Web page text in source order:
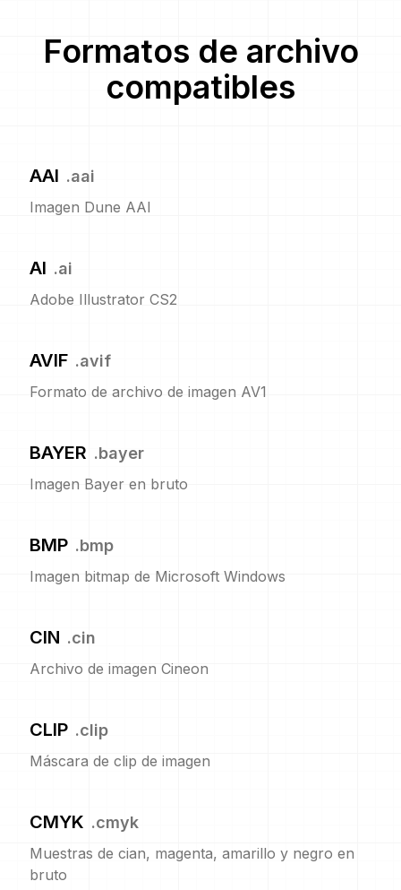
Formatos de archivo
compatibles
AAI .aai
Imagen Dune AAI
AI .ai
Adobe Illustrator CS2
AVIF .avif
Formato de archivo de imagen AV1
BAYER .bayer
Imagen Bayer en bruto
BMP .bmp
Imagen bitmap de Microsoft Windows
CIN .cin
Archivo de imagen Cineon
CLIP .clip
Máscara de clip de imagen
CMYK .cmyk
Muestras de cian, magenta, amarillo y negro en
bruto